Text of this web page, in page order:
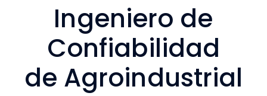
Ingeniero de
Confiabilidad
de Agroindustrial